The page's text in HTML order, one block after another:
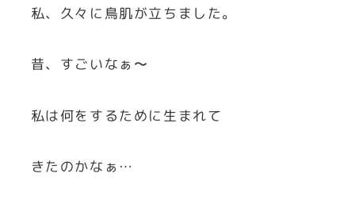
私、久々に鳥肌が立ちました。
昔、すごいなぁ〜
私は何をするために生まれて
きたのかなぁ…